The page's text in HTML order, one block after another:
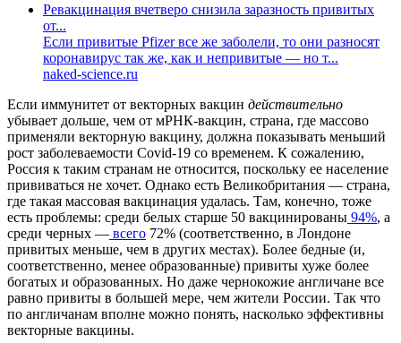
Ревакцинация вчетверо снизила заразность привитых
от...
Если привитые Pfizer все же заболели, то они разносят
коронавирус так же, как и непривитые — но т...
naked-science.ru
Если иммунитет от векторных вакцин действительно
убывает дольше, чем от мРНК-вакцин, страна, где массово
применяли векторную вакцину, должна показывать меньший
рост заболеваемости Covid-19 со временем. К сожалению,
Россия к таким странам не относится, поскольку ее население
прививаться не хочет. Однако есть Великобритания — страна,
где такая массовая вакцинация удалась. Там, конечно, тоже
есть проблемы: среди белых старше 50 вакцинированы 94%, а
среди черных — всего 72% (соответственно, в Лондоне
привитых меньше, чем в других местах). Более бедные (и,
соответственно, менее образованные) привиты хуже более
богатых и образованных. Но даже чернокожие англичане все
равно привиты в большей мере, чем жители России. Так что
по англичанам вполне можно понять, насколько эффективны
векторные вакцины.